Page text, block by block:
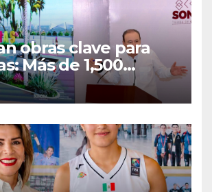
obras clave para
Más de 1,500
modernización del
y nuevo hospital del